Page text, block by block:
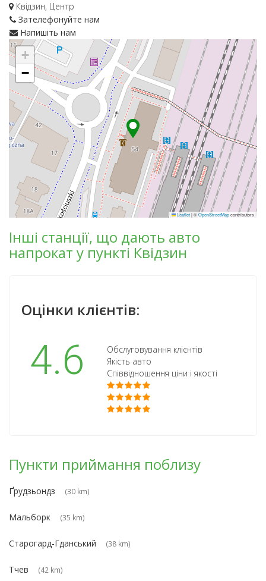
Квідзин, Центр
Зателефонуйте нам
Напишіть нам
+
−
Leaflet|©OpenStreetMapcontributors
Інші станції, що дають авто
напрокат у пункті Квідзин
Оцінки клієнтів:
4.6
Обслуговування клієнтів
Якість авто
Співвідношення ціни і якості
Пункти приймання поблизу
Ґрудзьондз (30 km)
Мальборк (35 km)
Старогард-Гданський (38 km)
Тчев (42 km)